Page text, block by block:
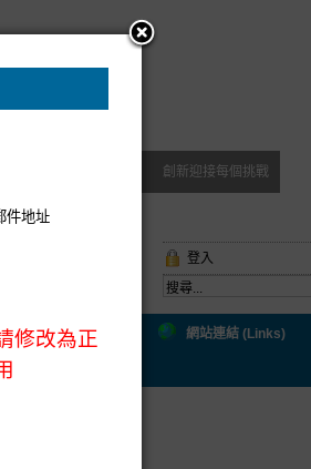
創新迎接每個挑戰
登入
教室 (Oral Health) 網站連結 (Links)